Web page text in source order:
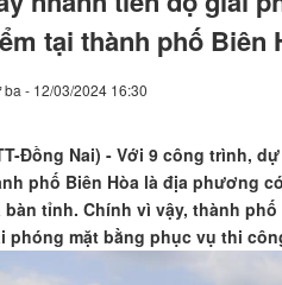
tại thành phố Biên
ba - 12/03/2024 16:30
Đồng Nai) - Với 9 công trình,
phố Biên Hòa là địa phương
bàn tỉnh. Chính vì vậy, thành
phóng mặt bằng phục vụ thi